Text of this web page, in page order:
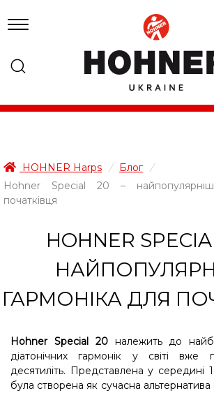
HOHNER Harps / Блог /
Hohner Special 20 –
початківця
HOHNER
ГАРМОНІКА ДЛЯ
Hohner Special 20належить до
діатонічних гармонік у світі вже
десятиліть. Представлена у середині
була створена як сучасна альтернатива